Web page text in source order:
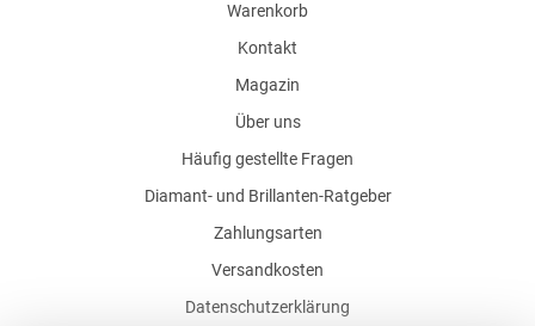
Warenkorb
Kontakt
Magazin
Über uns
Häufig gestellte Fragen
Diamant- und Brillanten-Ratgeber
Zahlungsarten
Versandkosten
Datenschutzerklärung